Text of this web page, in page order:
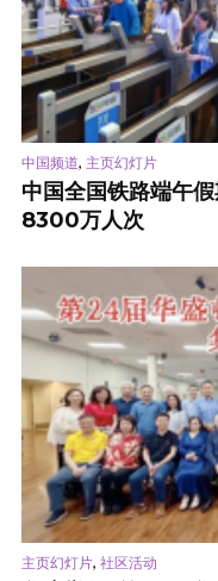
中国频道, 主页幻灯片
中国全国铁路端午
8300万人次
主页幻灯片, 社区活动